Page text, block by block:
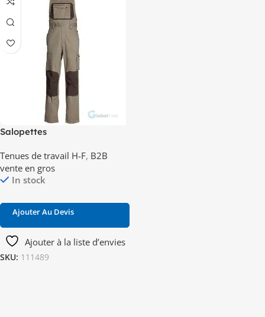
Salopettes
Tenues de travail H-F, B2B
vente en gros
In stock
Ajouter Au Devis
Ajouter à la liste d’envies
SKU: 111489